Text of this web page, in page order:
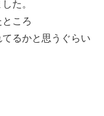
た。
ころ
るかと思うぐらい